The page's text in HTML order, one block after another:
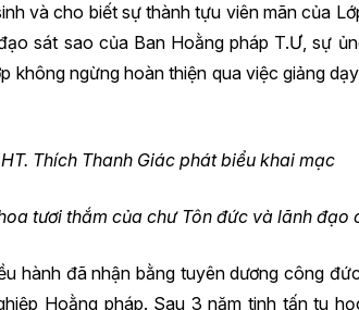
và cho biết sự thành tựu viên mãn của
sát sao của Ban Hoằng pháp T.Ư, sự
không ngừng hoàn thiện qua việc giảng
HT. Thích Thanh Giác phát biểu khai mạc
tươi thắm của chư Tôn đức và lãnh
hành đã nhận bằng tuyên dương công
Hoằng pháp. Sau 3 năm tinh tấn tu